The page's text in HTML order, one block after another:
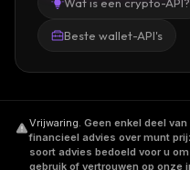
Beste wallet-API's
Vrijwaring. Geen enkel deel
financieel advies over munt
soort advies bedoeld voor u
gebruik of vertrouwen op onze